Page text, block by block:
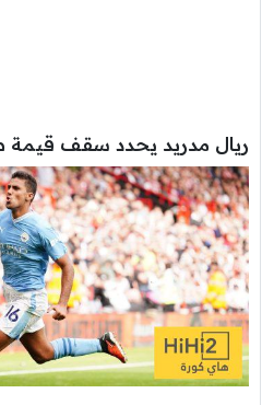
ريال مدريد يحدد سقف قيمة